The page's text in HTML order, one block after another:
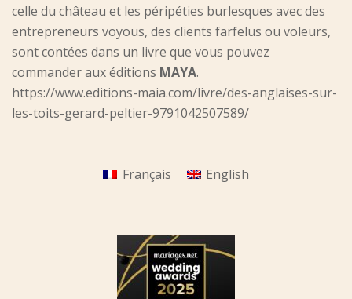
celle du château et les péripéties burlesques avec des
entrepreneurs voyous, des clients farfelus ou voleurs,
sont contées dans un livre que vous pouvez
commander aux éditions MAYA.
https://www.editions-maia.com/livre/des-anglaises-sur-
les-toits-gerard-peltier-9791042507589/
Français English